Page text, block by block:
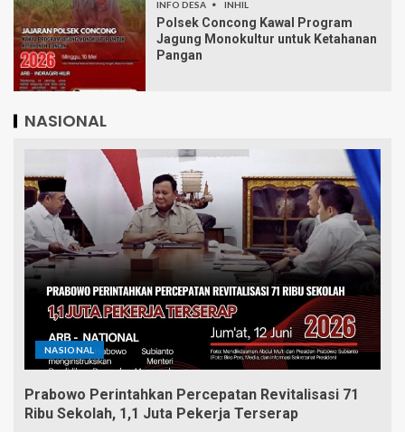
INFO DESA INHIL
Polsek Concong Kawal Program
Jagung Monokultur untuk Ketahanan
Pangan
NASIONAL
NASIONAL
Prabowo Perintahkan Percepatan Revitalisasi 71
Ribu Sekolah, 1,1 Juta Pekerja Terserap